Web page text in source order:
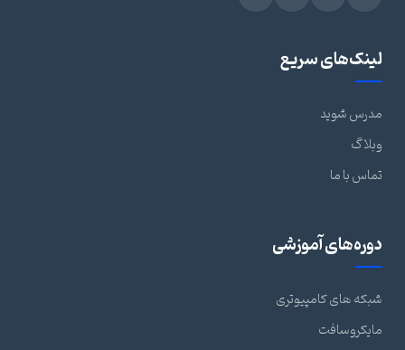
لینک‌های سریع
مدرس شوید
وبلاگ
تماس با ما
دوره‌های آموزشی
شبکه های کامپیوتری
مایکروسافت